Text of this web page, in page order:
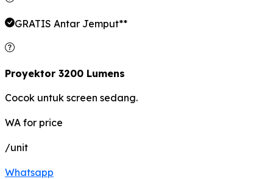
GRATIS Antar Jemput**
Proyektor 3200 Lumens
Cocok untuk screen sedang.
WA for price
/unit
Whatsapp